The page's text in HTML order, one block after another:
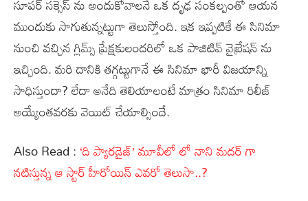
ముందుకు సాగుతున్నట్టుగా తెలుస్తోంది. ఇక ఇప్పటికే ఈ సినిమా
నుంచి వచ్చిన గ్లిమ్స్ ప్రేక్షకులందరిలో ఒక పాజిటివ్ వైబ్రేషన్ ను
ఇచ్చింది. మరి దానికి తగ్గట్టుగానే ఈ సినిమా భారీ విజయాన్ని
సాధిస్తుందా? లేదా అనేది తెలియాలంటే మాత్రం సినిమా రిలీజ్
అయ్యేంతవరకు వెయిట్ చేయాల్సిందే.
Also Read :‘ది ప్యారడైజ్’ మూవీలో లో నాని మదర్ గా
నటిస్తున్న ఆ స్టార్ హీరోయిన్ ఎవరో తెలుసా..?